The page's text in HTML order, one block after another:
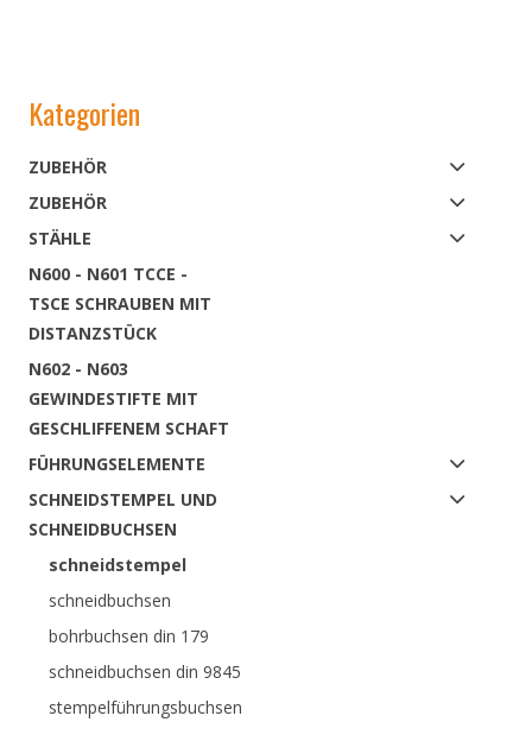
Kategorien
ZUBEHÖR
ZUBEHÖR
STÄHLE
N600 - N601 TCCE -
TSCE SCHRAUBEN MIT
DISTANZSTÜCK
N602 - N603
GEWINDESTIFTE MIT
GESCHLIFFENEM SCHAFT
FÜHRUNGSELEMENTE
SCHNEIDSTEMPEL UND
SCHNEIDBUCHSEN
schneidstempel
schneidbuchsen
bohrbuchsen din 179
schneidbuchsen din 9845
stempelführungsbuchsen